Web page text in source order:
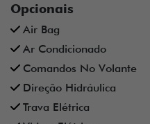
Opcionais
Air Bag
Ar Condicionado
Comandos No Volante
Direção Hidráulica
Trava Elétrica